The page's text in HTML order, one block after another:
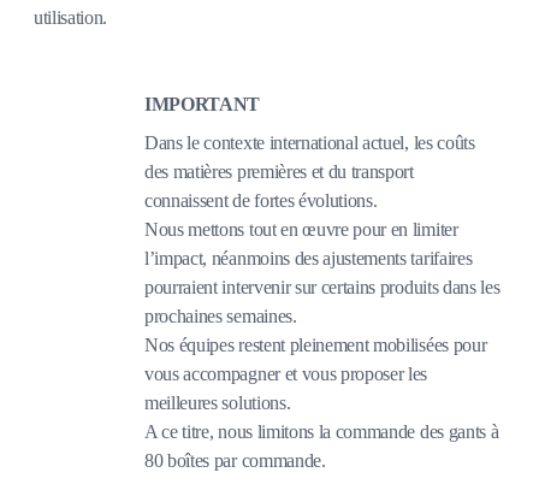
utilisation.
IMPORTANT
Dans le contexte international actuel, les coûts
des matières premières et du transport
connaissent de fortes évolutions.
Nous mettons tout en œuvre pour en limiter
l’impact, néanmoins des ajustements tarifaires
pourraient intervenir sur certains produits dans les
prochaines semaines.
Nos équipes restent pleinement mobilisées pour
vous accompagner et vous proposer les
meilleures solutions.
A ce titre, nous limitons la commande des gants à
80 boîtes par commande.